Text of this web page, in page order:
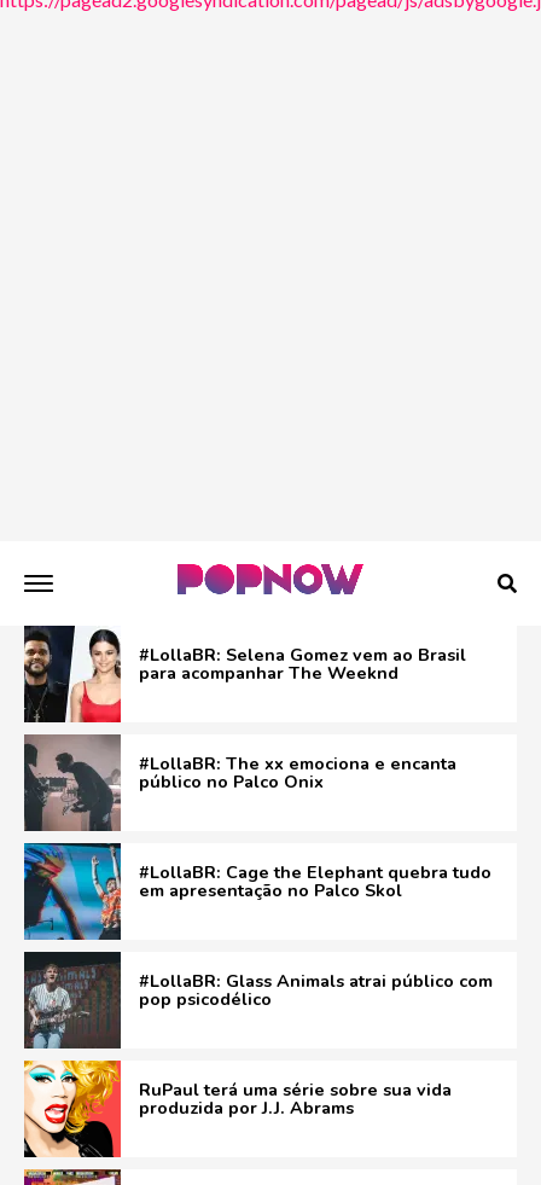
#LollaBR: Selena Gomez vem ao Brasil
para acompanhar The Weeknd
#LollaBR: The xx emociona e encanta
público no Palco Onix
#LollaBR: Cage the Elephant quebra tudo
em apresentação no Palco Skol
#LollaBR: Glass Animals atrai público com
pop psicodélico
RuPaul terá uma série sobre sua vida
produzida por J.J. Abrams